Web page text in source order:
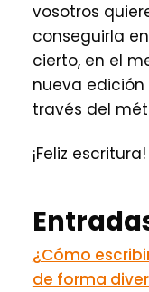
vosotros
conseguirla
cierto, en el
nueva
través del
¡Feliz escritura!
¿Cómo
de forma